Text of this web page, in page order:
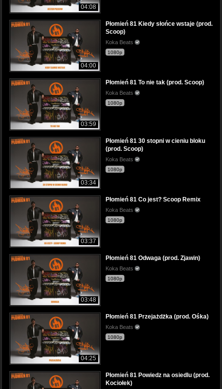
04:08
04:00
Płomień 81 Kiedy słońce wstaje (prod.
Scoop)
Koka Beats
1080p
03:59
Płomień 81 To nie tak (prod. Scoop)
Koka Beats
1080p
03:34
Płomień 81 30 stopni w cieniu bloku
(prod. Scoop)
Koka Beats
1080p
03:37
Płomień 81 Co jest? Scoop Remix
Koka Beats
1080p
03:48
Płomień 81 Odwaga (prod. Zjawin)
Koka Beats
1080p
04:25
Płomień 81 Przejażdżka (prod. Ośka)
Koka Beats
1080p
Płomień 81 Powiedz na osiedlu (prod.
Kociołek)